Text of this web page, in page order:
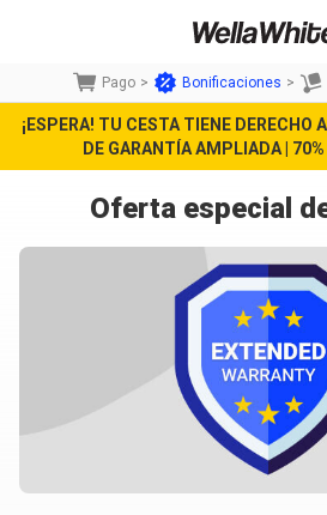
Pago > Bonificaciones >
¡ESPERA! TU CESTA TIENE DERECHO
DE GARANTÍA AMPLIADA |
Oferta especial